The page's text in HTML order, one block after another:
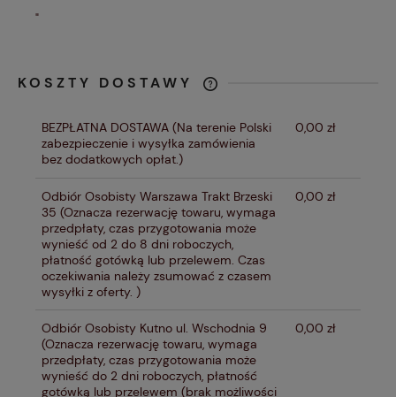
"
KOSZTY DOSTAWY
KOSZTÓW PŁATNOŚCI
BEZPŁATNA DOSTAWA (Na terenie Polski
zabezpieczenie i wysyłka zamówienia
bez dodatkowych opłat.)
0,00 zł
Odbiór Osobisty Warszawa Trakt Brzeski
35 (Oznacza rezerwację towaru, wymaga
przedpłaty, czas przygotowania może
wynieść od 2 do 8 dni roboczych,
płatność gotówką lub przelewem. Czas
oczekiwania należy zsumować z czasem
wysyłki z oferty. )
0,00 zł
Odbiór Osobisty Kutno ul. Wschodnia 9
(Oznacza rezerwację towaru, wymaga
przedpłaty, czas przygotowania może
wynieść do 2 dni roboczych, płatność
gotówką lub przelewem (brak możliwości
0,00 zł